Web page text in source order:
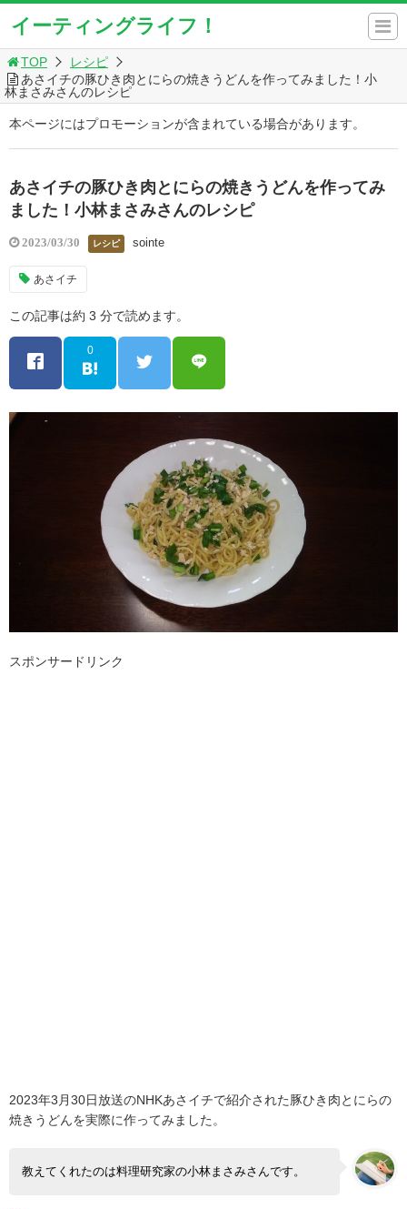
イーティングライフ！
TOP
レシピ
あさイチの豚ひき肉とにらの焼きうどんを作ってみました！小
林まさみさんのレシピ
本ページにはプロモーションが含まれている場合があります。
あさイチの豚ひき肉とにらの焼きうどんを作ってみ
ました！小林まさみさんのレシピ
2023/03/30 レシピ sointe
あさイチ
この記事は約 3 分で読めます。
0
スポンサードリンク
2023年3月30日放送のNHKあさイチで紹介された豚ひき肉とにらの
焼きうどんを実際に作ってみました。
教えてくれたのは料理研究家の小林まさみさんです。